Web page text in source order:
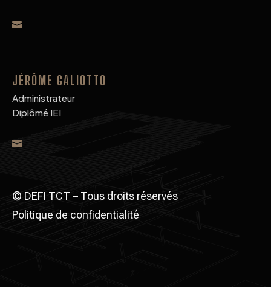

JÉRÔME GALIOTTO
Administrateur
Diplômé IEI

© DEFI TCT – Tous droits réservés
Politique de confidentialité